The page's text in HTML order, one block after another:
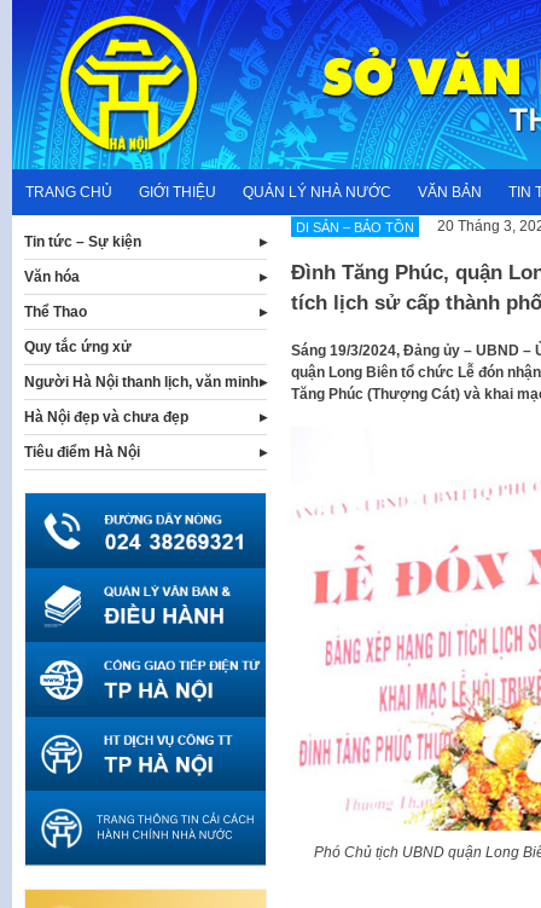
content
TRANG CHỦ GIỚI THIỆU QUẢN LÝ NHÀ NƯỚC VĂN BẢN TIN
DI SẢN – BẢO TỒN 20 Tháng 3,
Đình Tăng Phúc, quận
tích lịch sử cấp thành phố
Sáng 19/3/2024, Đảng ủy – UBND
quận Long Biên tổ chức Lễ đón
Tăng Phúc (Thượng Cát) và khai
Phó Chủ tịch UBND quận Long
Tin tức – Sự kiện
Văn hóa
Thể Thao
Quy tắc ứng xử
Người Hà Nội thanh lịch, văn minh
Hà Nội đẹp và chưa đẹp
Tiêu điểm Hà Nội